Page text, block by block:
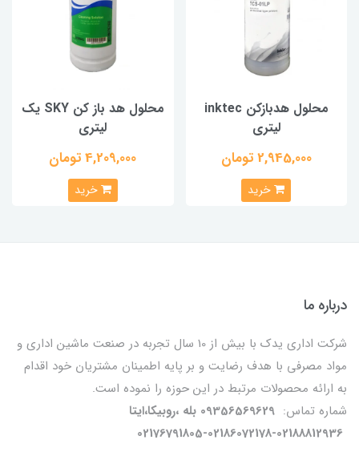
محلول هدبازکن inktec
لیتری
2,945,000 تومان
خرید
محلول هد باز کن SKY یک
لیتری
4,209,000 تومان
خرید
درباره ما
شرکت اداری یدک با بیش از 10 سال تجربه در صنعت ماشین اداری و
مواد مصرفی با هدف رضایت و بر پایه اطمینان مشتریان خود اقدام
به ارائه محصولات مرتبط در این حوزه را نموده است.
شماره تماس: 09356569629 بله ،روبیکا،ایتا
02176791805-02186072178-02188812936